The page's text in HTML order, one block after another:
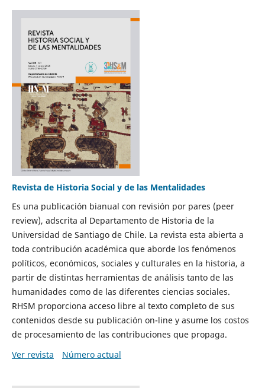
Revista de Historia Social y de las Mentalidades
Es una publicación bianual con revisión por pares (peer
review), adscrita al Departamento de Historia de la
Universidad de Santiago de Chile. La revista esta abierta a
toda contribución académica que aborde los fenómenos
políticos, económicos, sociales y culturales en la historia, a
partir de distintas herramientas de análisis tanto de las
humanidades como de las diferentes ciencias sociales.
RHSM proporciona acceso libre al texto completo de sus
contenidos desde su publicación on-line y asume los costos
de procesamiento de las contribuciones que propaga.
Ver revista
Número actual